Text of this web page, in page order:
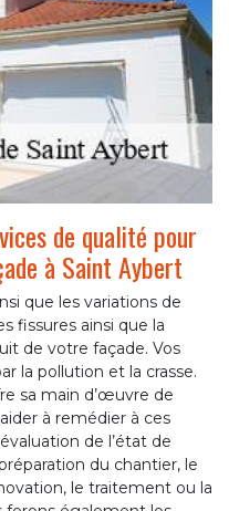
de qualité pour
à Saint Aybert
que les variations de
fissures ainsi que la
de votre façade. Vos
la pollution et la crasse.
sa main d’œuvre de
à remédier à ces
de l’état de
du chantier, le
le traitement ou la